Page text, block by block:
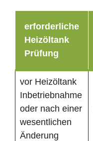
erforderliche
Heizöltank
Prüfung
vor Heizöltank
Inbetriebnahme
oder nach einer
wesentlichen
Änderung